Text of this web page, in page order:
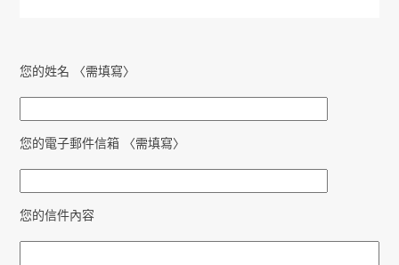
您的姓名 〈需填寫〉
您的電子郵件信箱 〈需填寫〉
您的信件內容